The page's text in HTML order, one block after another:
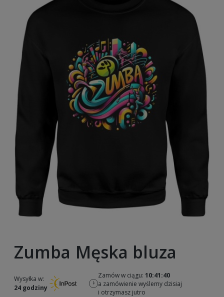
Zumba Męska bluza
Wysyłka w:
24 godziny
Zamów w ciągu: 10:41:39
a zamówienie wyślemy dzisiaj
i otrzymasz jutro